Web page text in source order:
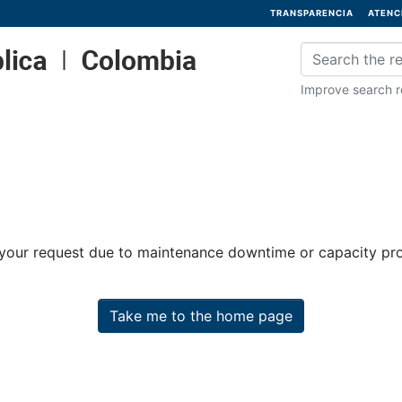
TRANSPARENCIA
Improve search
request due to maintenance downtime or capacity
Take me to the home page